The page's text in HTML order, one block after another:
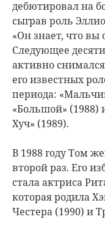
дебютировал на
сыграв роль
«Он знает, что вы
Следующее
активно
его известных
периода:
«Большой» (1988)
Хуч» (1989).
В 1988 году Том
второй раз. Его
стала актриса
которая родила
Честера (1990) и